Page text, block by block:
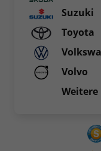
Suzuki
Toyota
Volvo
Weitere